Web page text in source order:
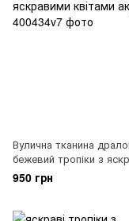
Вулична тканина
бежевий тропіки з
квітами акрил, 400434v7
950 грн